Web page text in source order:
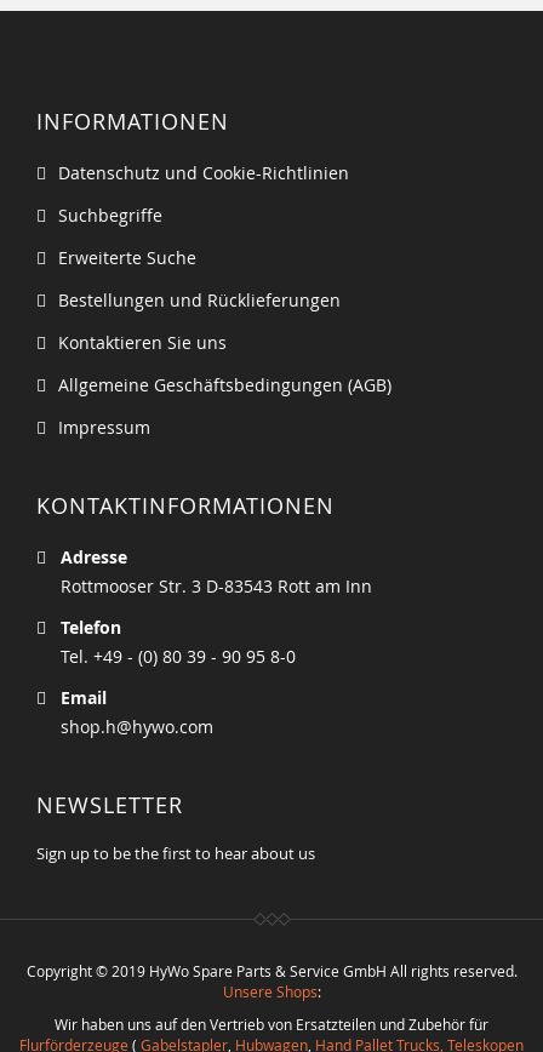
INFORMATIONEN
Datenschutz und Cookie-Richtlinien
Suchbegriffe
Erweiterte Suche
Bestellungen und Rücklieferungen
Kontaktieren Sie uns
Allgemeine Geschäftsbedingungen (AGB)
Impressum
KONTAKTINFORMATIONEN
Adresse
Rottmooser Str. 3 D-83543 Rott am Inn
Telefon
Tel. +49 - (0) 80 39 - 90 95 8-0
Email
shop.h@hywo.com
NEWSLETTER
Sign up to be the first to hear about us
Copyright © 2019 HyWo Spare Parts & Service GmbH All rights reserved.
Unsere Shops:
Wir haben uns auf den Vertrieb von Ersatzteilen und Zubehör für
Flurförderzeuge ( Gabelstapler Hubwagen Hand Pallet Trucks, Teleskopen